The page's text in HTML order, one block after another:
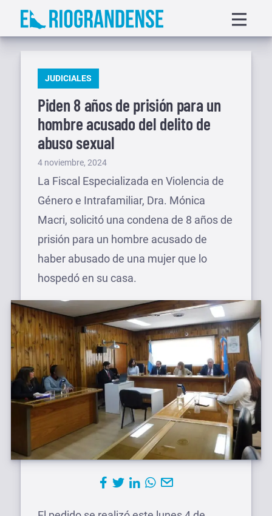
Saltar
menu
PUBLICADO
JUDICIALES
Piden 8 años de prisión para un
hombre acusado del delito de
abuso sexual
Publicado
el
4 noviembre, 2024
La Fiscal Especializada en Violencia de
Género e Intrafamiliar, Dra. Mónica
Macri, solicitó una condena de 8 años de
prisión para un hombre acusado de
haber abusado de una mujer que lo
hospedó en su casa.